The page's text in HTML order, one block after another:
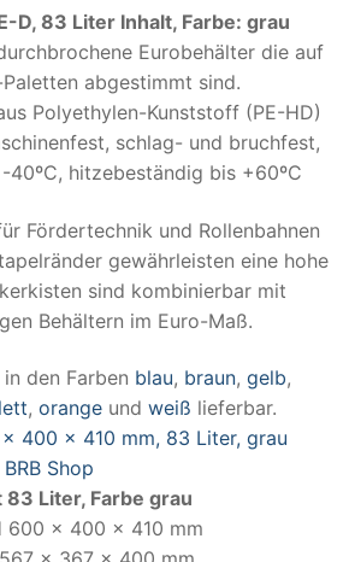
D, 83 Liter Inhalt, Farbe: grau
Eurobehälter die auf
abgestimmt sind.
Polyethylen-Kunststoff (PE-HD)
schlag- und bruchfest,
hitzebeständig bis +60ºC
Fördertechnik und Rollenbahnen
gewährleisten eine hohe
sind kombinierbar mit
Behältern im Euro-Maß.
den Farben blau, braun, gelb,
, orange und weiß lieferbar.
Liter, Farbe grau
600 x 400 x 410 mm